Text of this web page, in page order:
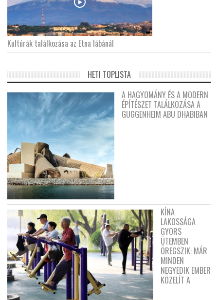
Kultúrák találkozása az Etna lábánál
HETI TOPLISTA
A HAGYOMÁNY ÉS A MODERN
ÉPÍTÉSZET TALÁLKOZÁSA A
GUGGENHEIM ABU DHABIBAN
KÍNA
LAKOSSÁGA
GYORS
ÜTEMBEN
ÖREGSZIK: MÁR
MINDEN
NEGYEDIK EMBER
KÖZELÍT A